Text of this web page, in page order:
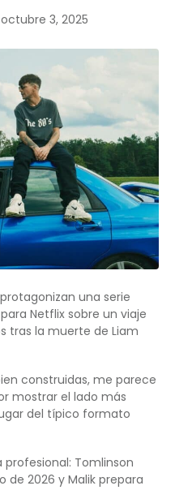
octubre 3, 2025
una serie
Netflix sobre un viaje
tras la muerte de Liam
construidas, me parece
mostrar el lado más
del típico formato
Tomlinson
de 2026 y Malik prepara